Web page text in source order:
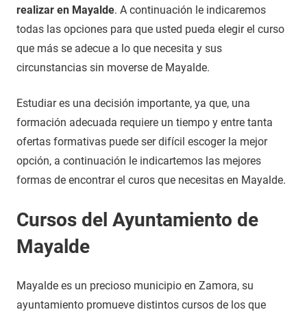
de
enero
2021
en
Zamora
realizar en Mayalde. A continuación le indicaremos
todas las opciones para que usted pueda elegir el curso
que más se adecue a lo que necesita y sus
circunstancias sin moverse de Mayalde.
Estudiar es una decisión importante, ya que, una
formación adecuada requiere un tiempo y entre tanta
ofertas formativas puede ser difícil escoger la mejor
opción, a continuación le indicartemos las mejores
formas de encontrar el curos que necesitas en Mayalde.
Cursos del Ayuntamiento de
Mayalde
Mayalde es un precioso municipio en Zamora, su
ayuntamiento promueve distintos cursos de los que